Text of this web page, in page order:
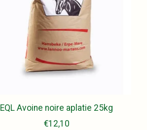
EQL Avoine noire aplatie 25kg
€12,10